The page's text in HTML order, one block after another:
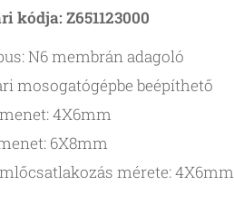
kódja: Z651123000
N6 membrán adagoló
mosogatógépbe beépíthető
4X6mm
6X8mm
mérete: 4X6mm